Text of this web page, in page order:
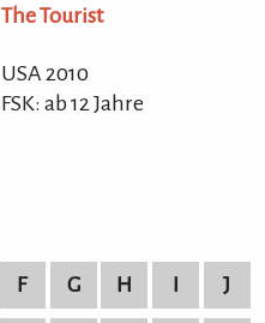
The Tourist
USA 2010
FSK: ab 12 Jahre
F G H I J